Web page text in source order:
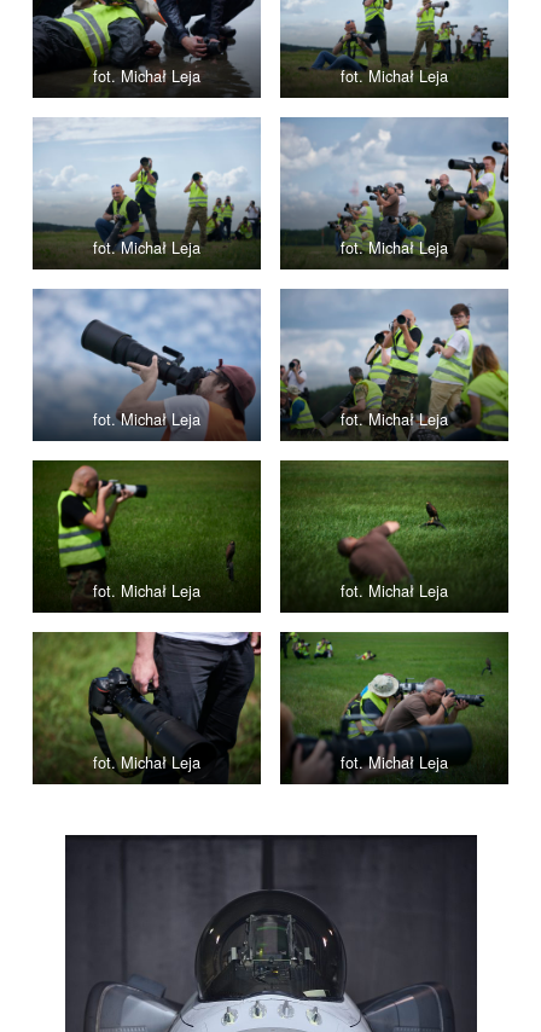
fot. Michał Leja fot. Michał Leja
fot. Michał Leja fot. Michał Leja
fot. Michał Leja fot. Michał Leja
fot. Michał Leja fot. Michał Leja
fot. Michał Leja fot. Michał Leja